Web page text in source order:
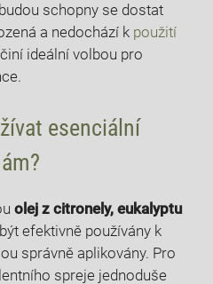
schopny se dostat
a nedochází k použití
ideální volbou pro
esenciální
olej z citronely, eukalyptu
efektivně používány k
správně aplikovány. Pro
spreje jednoduše